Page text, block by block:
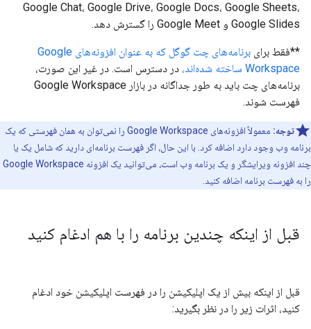
Google Chat، Google Drive، Google Docs، Google Sheets،
Google Slides و Google Meet را گسترش دهد.
**فقط برای
برنامه‌های چت گوگل که به عنوان افزونه‌های Google
Workspace ساخته شده‌اند،
در دسترس است. در غیر این صورت،
برنامه‌های چت باید به طور جداگانه در بازار Google Workspace
فهرست شوند.
توجه:
معمولاً افزونه‌های Google Workspace را نمی‌توان به همان فهرستی که یک
برنامه وب وجود دارد اضافه کرد. با این حال، اگر فهرست برنامه‌ای دارید که شامل یک یا
چند افزونه ویرایشگر و یک برنامه وب است، می‌توانید یک افزونه Google Workspace
را به فهرست برنامه اضافه کنید.
قبل از اینکه چندین برنامه را با هم ادغام کنید
قبل از اینکه بیش از یک اپلیکیشن را در فهرست اپلیکیشن خود ادغام
کنید، اثرات زیر را در نظر بگیرید: